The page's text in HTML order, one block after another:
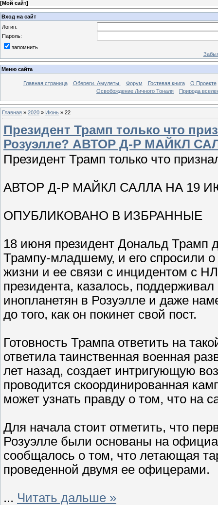
[Мой сайт]
Вход на сайт
Логин:
Пароль:
запомнить
Меню сайта
Главная страница Обереги. Амулеты. Форум Гостевая книга
О Проекте
Освобождение Личного Тоналя
Природа
Главная » 2020 » Июнь » 22
Президент Трамп только что
Розуэлле? АВТОР Д-Р МАЙКЛ
Президент Трамп только что
АВТОР Д-Р МАЙКЛ САЛЛА НА 19
ОПУБЛИКОВАНО В ИЗБРАННЫЕ
18 июня президент Дональд Трамп
Трампу-младшему, и его спросили
жизни и ее связи с инцидентом с
президента, казалось,
инопланетян в Розуэлле и даже
до того, как он покинет свой пост.
Готовность Трампа ответить на
ответила таинственная военная
лет назад, создает интригующую
проводится скоординированная
может узнать правду о том, что на
Для начала стоит отметить, что
Розуэлле были основаны на
сообщалось о том, что летающая
проведенной двумя ее офицерами.
... Читать дальше »